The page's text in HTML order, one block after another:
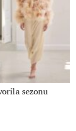
sezonu